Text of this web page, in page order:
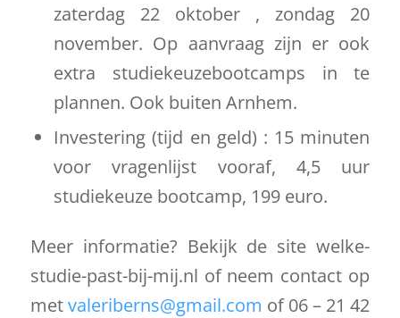
zaterdag 22 oktober , zondag 20
november. Op aanvraag zijn er ook
extra studiekeuzebootcamps in te
plannen. Ook buiten Arnhem.
Investering (tijd en geld) : 15 minuten
voor vragenlijst vooraf, 4,5 uur
studiekeuze bootcamp, 199 euro.
Meer informatie? Bekijk de site welke-
studie-past-bij-mij.nl of neem contact op
metvaleriberns@gmail.com of 06 – 21 42